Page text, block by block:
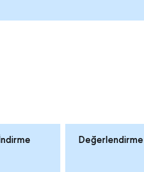
İndirme Değerlendirme